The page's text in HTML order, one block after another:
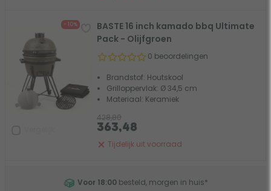
- 10%
BASTE 16 inch kamado bbq Ultimate
Pack - Olijfgroen
0 beoordelingen
Brandstof: Houtskool
Grilloppervlak: Ø 34,5 cm
Materiaal: Keramiek
Tijdelijk uit voorraad
428,80
363,48
Voor 18:00 besteld, morgen in huis*